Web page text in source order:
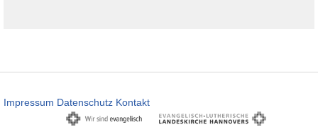
Impressum Datenschutz Kontakt